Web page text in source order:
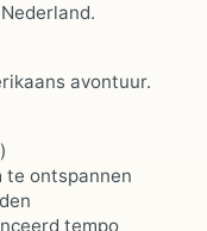
avontuur.
te ontspannen
tempo